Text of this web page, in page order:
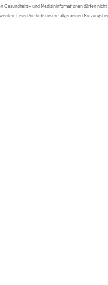
Gesundheits– und Medizininformationen dürfen nicht
Lesen Sie bitte unsere allgemeinen